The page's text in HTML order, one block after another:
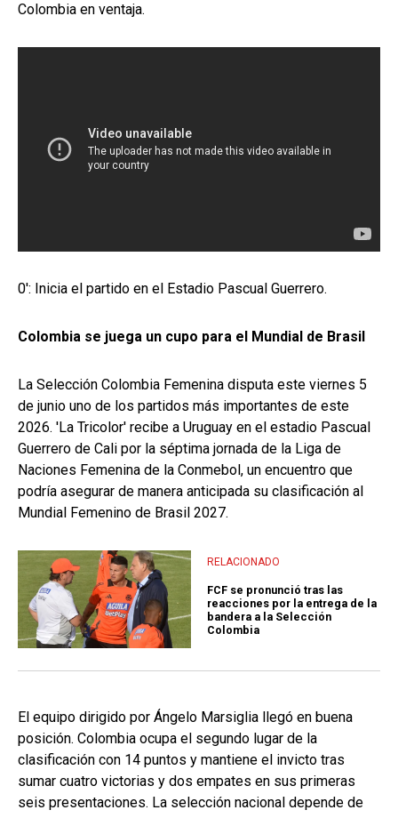
Colombia en ventaja.
0': Inicia el partido en el Estadio Pascual Guerrero.
Colombia se juega un cupo para el Mundial de Brasil
La Selección Colombia Femenina disputa este viernes 5
de junio uno de los partidos más importantes de este
2026. 'La Tricolor' recibe a Uruguay en el estadio Pascual
Guerrero de Cali por la séptima jornada de la Liga de
Naciones Femenina de la Conmebol, un encuentro que
podría asegurar de manera anticipada su clasificación al
Mundial Femenino de Brasil 2027.
RELACIONADO
FCF se pronunció tras las
reacciones por la entrega de la
bandera a la Selección
Colombia
El equipo dirigido por Ángelo Marsiglia llegó en buena
posición. Colombia ocupa el segundo lugar de la
clasificación con 14 puntos y mantiene el invicto tras
sumar cuatro victorias y dos empates en sus primeras
seis presentaciones. La selección nacional depende de